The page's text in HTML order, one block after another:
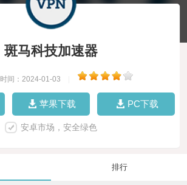
斑马科技加速器
时间：2024-01-03
苹果下载 PC下载
安卓市场，安全绿色
排行